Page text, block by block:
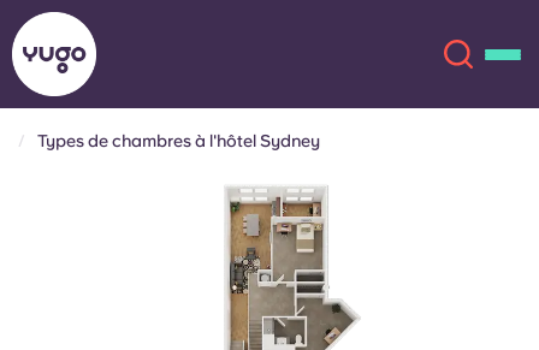
English (GB)
English (US)
Español
Types de chambres à l'hôtel Sydney